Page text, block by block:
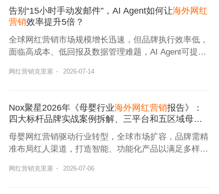
与信任逻辑，并为不同预算的品牌提供可落地的选人策
略。
告别“15小时手动发邮件”，AI Agent如何让海外网红
营销效率提升5倍？
全球网红营销市场规模增长迅速，但品牌执行效率低，
面临高成本、低回报及数据管理难题，AI Agent可提升
网红营销克里塞 · 2026-07-14
Nox聚星2026年《母婴行业海外网红营销报告》：
四大标杆品牌实战案例拆解、三平台和五区域母婴
母婴网红营销驱动行业转型，全球市场扩容，品牌需精
准布局红人渠道，打造智能、功能化产品以满足多样化
网红营销克里塞 · 2026-07-06